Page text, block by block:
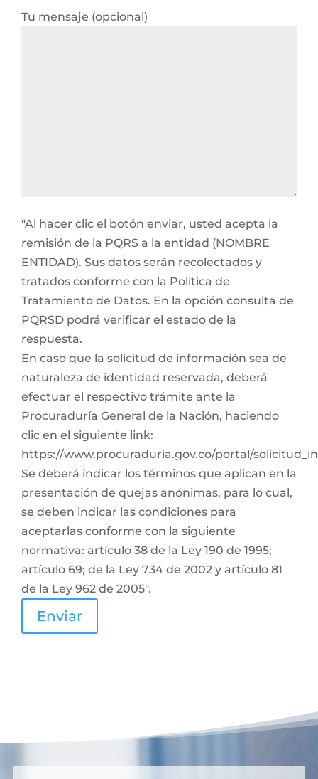
Tu mensaje (opcional)
"Al hacer clic el botón enviar, usted acepta la
remisión de la PQRS a la entidad (NOMBRE
ENTIDAD). Sus datos serán recolectados y
tratados conforme con la Política de
Tratamiento de Datos. En la opción consulta de
PQRSD podrá verificar el estado de la
respuesta.
En caso que la solicitud de información sea de
naturaleza de identidad reservada, deberá
efectuar el respectivo trámite ante la
Procuraduría General de la Nación, haciendo
clic en el siguiente link:
https://www.procuraduria.gov.co/portal/
Se deberá indicar los términos que aplican en la
presentación de quejas anónimas, para lo cual,
se deben indicar las condiciones para
aceptarlas conforme con la siguiente
normativa: artículo 38 de la Ley 190 de 1995;
artículo 69; de la Ley 734 de 2002 y artículo 81
de la Ley 962 de 2005".
Enviar